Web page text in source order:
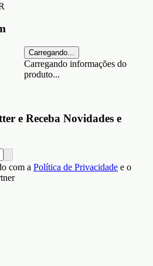
Carregando...
Carregando informações do
produto...
e Receba Novidades e
com a Política de Privacidade e o